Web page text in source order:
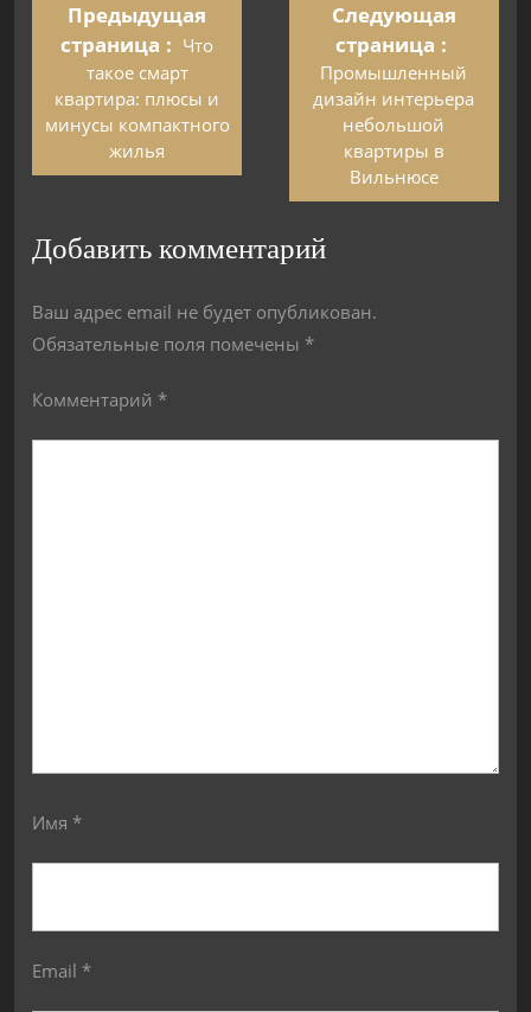
Предыдущая
страница
Что
такое смарт
квартира: плюсы и
минусы компактного
жилья
Следующая
страница
Промышленный
дизайн интерьера
небольшой
квартиры в
Вильнюсе
Добавить комментарий
Ваш адрес email не будет опубликован.
Обязательные поля помечены *
Комментарий *
Имя *
Email *